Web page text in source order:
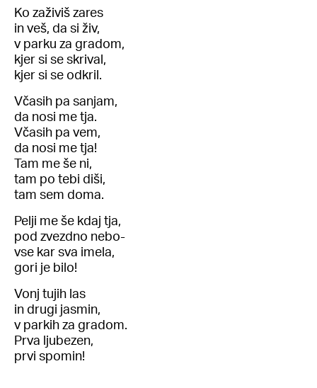
Ko zaživiš zares
in veš, da si živ,
v parku za gradom,
kjer si se skrival,
kjer si se odkril.
Včasih pa sanjam,
da nosi me tja.
Včasih pa vem,
da nosi me tja!
Tam me še ni,
tam po tebi diši,
tam sem doma.
Pelji me še kdaj tja,
pod zvezdno nebo-
vse kar sva imela,
gori je bilo!
Vonj tujih las
in drugi jasmin,
v parkih za gradom.
Prva ljubezen,
prvi spomin!